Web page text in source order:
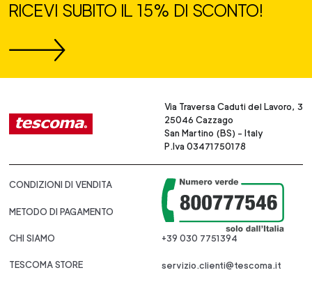
RICEVI SUBITO IL 15% DI SCONTO!
Via Traversa Caduti del Lavoro, 3
25046 Cazzago
San Martino (BS) - Italy
P.Iva 03471750178
CONDIZIONI DI VENDITA
METODO DI PAGAMENTO
CHI SIAMO
TESCOMA STORE
+39 030 7751394
servizio.clienti@tescoma.it